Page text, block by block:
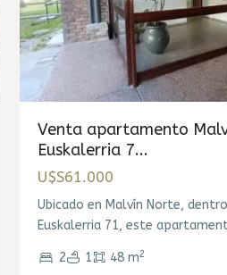
Venta apartamento
Euskalerria 7...
U$S61.000
Ubicado en Malvín Norte,
Euskalerria 71, este
2 1 48 m2